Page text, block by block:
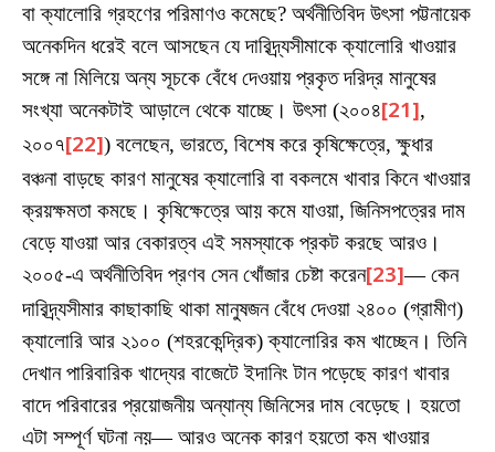
বা ক্যালোরি গ্রহণের পরিমাণও কমেছে? অর্থনীতিবিদ উৎসা পট্টনায়েক
অনেকদিন ধরেই বলে আসছেন যে দারিদ্র্যসীমাকে ক্যালোরি খাওয়ার
সঙ্গে না মিলিয়ে অন্য সূচকে বেঁধে দেওয়ায় প্রকৃত দরিদ্র মানুষের
সংখ্যা অনেকটাই আড়ালে থেকে যাচ্ছে। উৎসা (২০০৪[21],
২০০৭[22]) বলেছেন, ভারতে, বিশেষ করে কৃষিক্ষেত্রে, ক্ষুধার
বঞ্চনা বাড়ছে কারণ মানুষের ক্যালোরি বা বকলমে খাবার কিনে খাওয়ার
ক্রয়ক্ষমতা কমছে। কৃষিক্ষেত্রে আয় কমে যাওয়া, জিনিসপত্রের দাম
বেড়ে যাওয়া আর বেকারত্ব এই সমস্যাকে প্রকট করছে আরও।
২০০৫-এ অর্থনীতিবিদ প্রণব সেন খোঁজার চেষ্টা করেন[23]— কেন
দারিদ্র্যসীমার কাছাকাছি থাকা মানুষজন বেঁধে দেওয়া ২৪০০ (গ্রামীণ)
ক্যালোরি আর ২১০০ (শহরকেন্দ্রিক) ক্যালোরির কম খাচ্ছেন। তিনি
দেখান পারিবারিক খাদ্যের বাজেটে ইদানিং টান পড়েছে কারণ খাবার
বাদে পরিবারের প্রয়োজনীয় অন্যান্য জিনিসের দাম বেড়েছে। হয়তো
এটা সম্পূর্ণ ঘটনা নয়— আরও অনেক কারণ হয়তো কম খাওয়ার